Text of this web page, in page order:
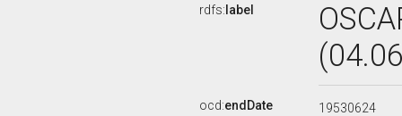
rdfs: label
ocd:endDate 19530624